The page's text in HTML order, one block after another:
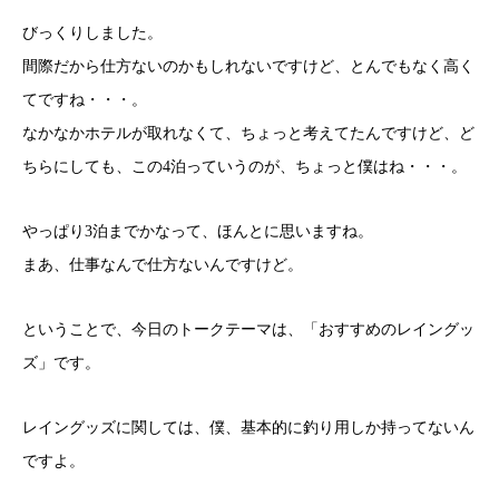
びっくりしました。
間際だから仕方ないのかもしれないですけど、とんでもなく高く
てですね・・・。
なかなかホテルが取れなくて、ちょっと考えてたんですけど、ど
ちらにしても、この4泊っていうのが、ちょっと僕はね・・・。
やっぱり3泊までかなって、ほんとに思いますね。
まあ、仕事なんで仕方ないんですけど。
ということで、今日のトークテーマは、「おすすめのレイングッ
ズ」です。
レイングッズに関しては、僕、基本的に釣り用しか持ってないん
ですよ。